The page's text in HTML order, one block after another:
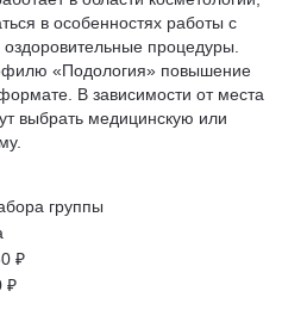
в особенностях работы с
процедуры.
«Подология» повышение
В зависимости от места
выбрать медицинскую или
группы
₽
₽